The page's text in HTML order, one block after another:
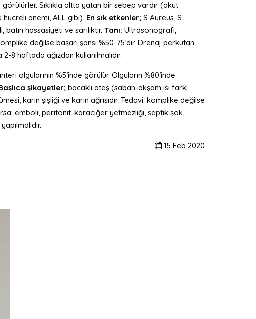
Sıklıkla altta yatan bir sebep vardır (akut
anemi, ALL gibi). En sık etkenler; S Aureus, S
hassasiyeti ve sarılıktır. Tanı: Ultrasonografi,
değilse başarı şansı %50-75’dir. Drenaj perkutan
8 haftada ağızdan kullanılmalıdır.
olgularının %5’inde görülür. Olguların %80’inde
şikayetler; bacaklı ateş (sabah-akşam ısı farkı
karın şişliği ve karın ağrısıdır. Tedavi: komplike değilse
emboli, peritonit, karaciğer yetmezliği, septik şok,
15 Feb 2020